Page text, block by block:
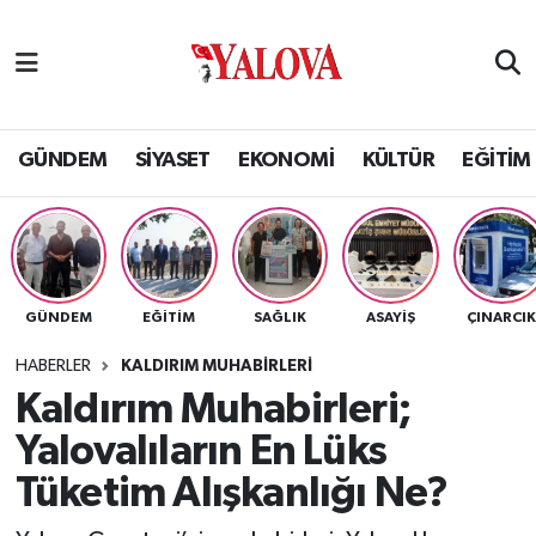
GÜNDEM SİYASET EKONOMİ KÜLTÜR EĞİTİM
GÜNDEM EĞİTİM SAĞLIK ASAYİŞ ÇINARCIK
HABERLER KALDIRIM MUHABİRLERİ
Kaldırım Muhabirleri;
Yalovalıların En Lüks
Tüketim Alışkanlığı Ne?
SİYASET
EKONOMİ
KÜLTÜR
BİLİM VE TEKNOLOJİ
ASAYİŞ
Yalova Nöbetçi Eczaneler
Yalova Hava Durumu
Yalova Namaz Vakitleri
Yalova Trafik Yoğunluk Haritası
Tüm Manşetler
Son Dakika Haberleri